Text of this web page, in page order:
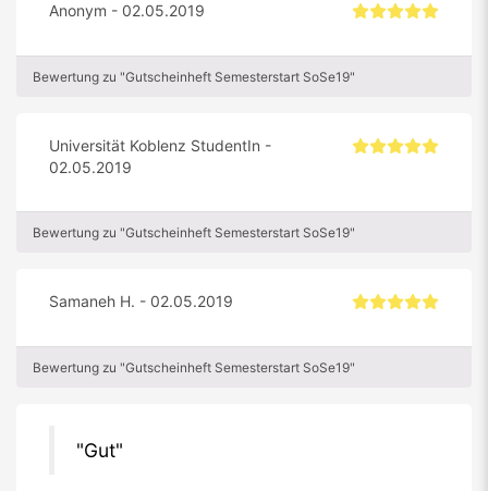
Anonym - 02.05.2019
Bewertung zu "Gutscheinheft Semesterstart SoSe19"
Universität Koblenz StudentIn -
02.05.2019
Bewertung zu "Gutscheinheft Semesterstart SoSe19"
Samaneh H. - 02.05.2019
Bewertung zu "Gutscheinheft Semesterstart SoSe19"
Gut